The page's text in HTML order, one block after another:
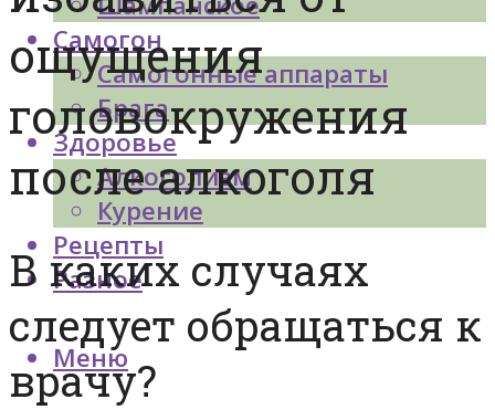
Самогон
Самогонные аппараты
Брага
Здоровье
Алкоголизм
Курение
Рецепты
Разное
Меню
ощущения
головокружения
после алкоголя
В каких случаях
следует обращаться к
врачу?